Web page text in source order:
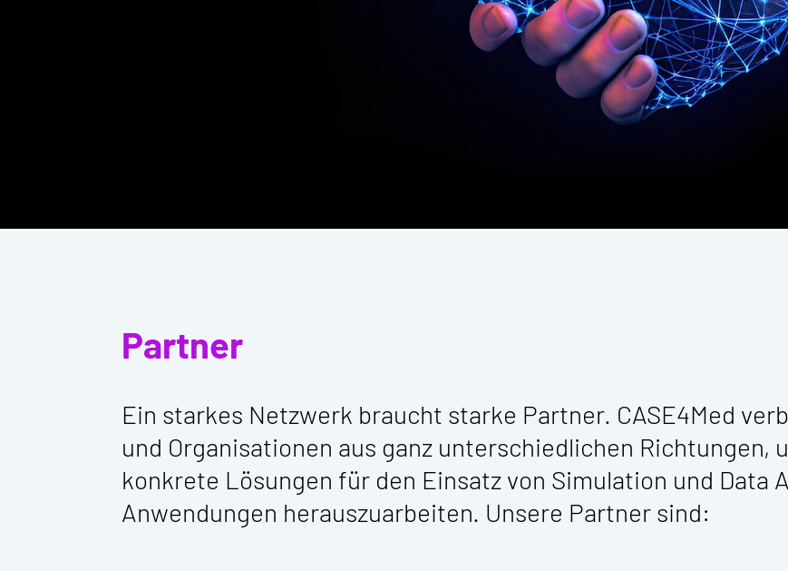
Partner
Ein starkes Netzwerk braucht starke Partner. CASE4Med
und Organisationen aus ganz unterschiedlichen Richtungen,
konkrete Lösungen für den Einsatz von Simulation und Data
Anwendungen herauszuarbeiten. Unsere Partner sind: